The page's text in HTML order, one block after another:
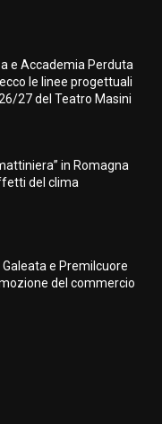
e Accademia Perduta
le linee progettuali
27 del Teatro Masini
in Romagna
del clima
e Premilcuore
del commercio